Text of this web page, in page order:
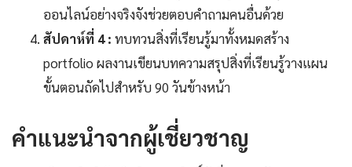
ออนไลน์อย่างจริงจังช่วยตอบคำถามคนอื่นด้วย
สัปดาห์ที่ 4 : ทบทวนสิ่งที่เรียนรู้มาทั้งหมดสร้าง
portfolio ผลงานเขียนบทความสรุปสิ่งที่เรียนรู้วางแผน
ขั้นตอนถัดไปสำหรับ 90 วันข้างหน้า
คำแนะนำจากผู้เชี่ยวชาญ